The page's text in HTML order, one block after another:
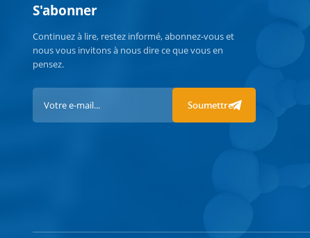
S'abonner
Continuez à lire, restez informé, abonnez-vous et
nous vous invitons à nous dire ce que vous en
pensez.
Soumettre